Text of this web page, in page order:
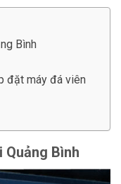
Bình
đặt máy đá viên
Bình